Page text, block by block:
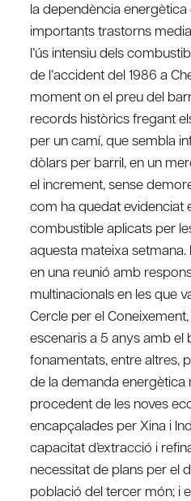
la dependència
importants trastorns
l’ús intensiu dels
de l’accident del 1986 a
moment on el preu del
records històrics fregant
per un camí, que sembla
dòlars per barril, en un
el increment, sense
com ha quedat evidenciat
combustible aplicats per
aquesta mateixa setmana.
en una reunió amb
multinacionals en les que
Cercle per el
escenaris a 5 anys amb el
fonamentats, entre altres,
de la demanda energètica
procedent de les noves
encapçalades per Xina i
capacitat d’extracció i
necessitat de plans per el
població del tercer món; i